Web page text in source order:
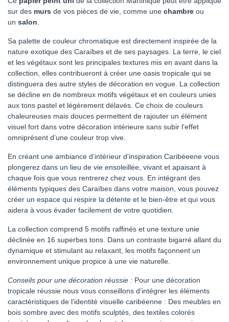
sur des murs de vos pièces de vie, comme une chambre ou
un salon
Sa palette de couleur chromatique est directement inspirée de la
nature exotique des Caraïbes et de ses paysages. La terre, le ciel
et les végétaux sont les principales textures mis en avant dans la
collection, elles contribueront à créer une oasis tropicale qui se
distinguera des autre styles de décoration en vogue. La collection
se décline en de nombreux motifs végétaux et en couleurs unies
aux tons pastel et légèrement délavés. Ce choix de couleurs
chaleureuses mais douces permettent de rajouter un élément
visuel fort dans votre décoration intérieure sans subir l’effet
omniprésent d’une couleur trop vive.
En créant une ambiance d’intérieur d’inspiration Caribéeene vous
plongerez dans un lieu de vie ensoleillée, vivant et apaisant à
chaque fois que vous rentrerez chez vous. En intégrant des
éléments typiques des Caraïbes dans votre maison, vous pouvez
créer un espace qui respire la détente et le bien-être et qui vous
aidera à vous évader facilement de votre quotidien.
La collection comprend 5 motifs raffinés et une texture unie
déclinée en 16 superbes tons. Dans un contraste bigarré allant du
dynamique et stimulant au relaxant, les motifs façonnent un
environnement unique propice à une vie naturelle.
Conseils pour une décoration réussie : Pour une décoration
tropicale réussie nous vous conseillons d’intégrer les éléments
caractéristiques de l’identité visuelle caribéenne : Des meubles en
bois sombre avec des motifs sculptés, des textiles colorés